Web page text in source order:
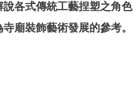
各式傳統工藝捏塑之角色
廟裝飾藝術發展的參考。